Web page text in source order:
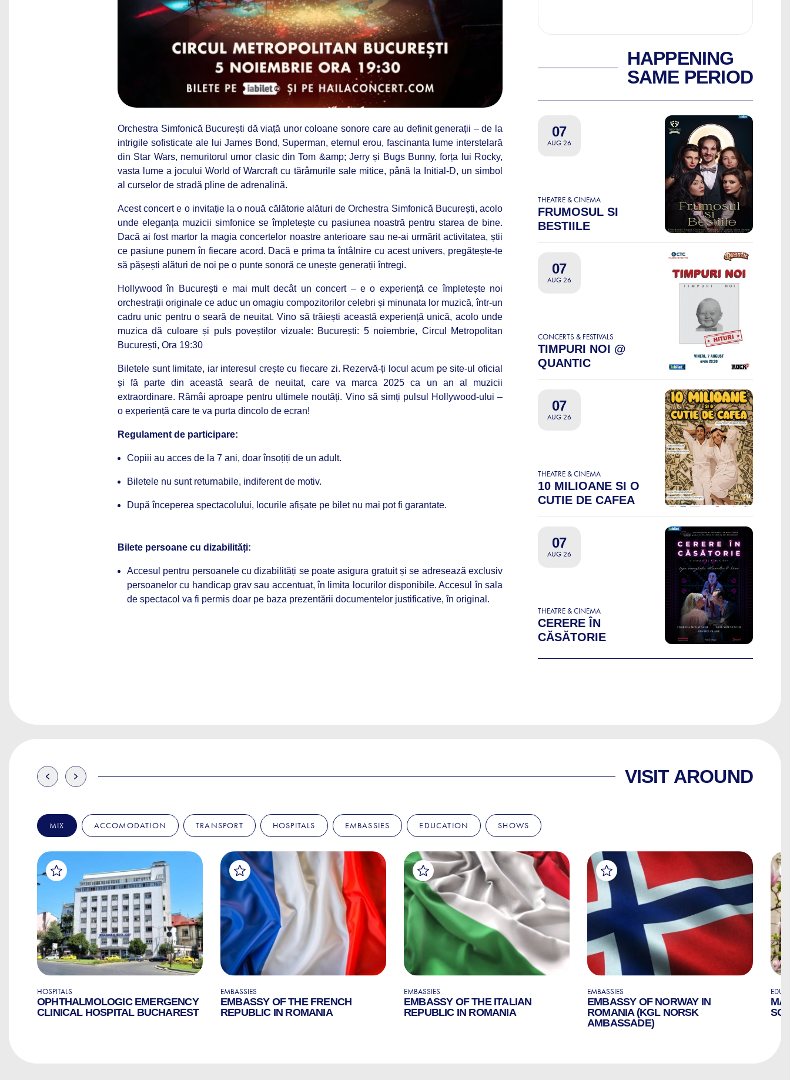
Orchestra Simfonică București dă viață unor coloane sonore care au definit generații – de la
intrigile sofisticate ale lui James Bond, Superman, eternul erou, fascinanta lume interstelară
din Star Wars, nemuritorul umor clasic din Tom &amp; Jerry și Bugs Bunny, forța lui Rocky,
vasta lume a jocului World of Warcraft cu tărâmurile sale mitice, până la Initial-D, un simbol
al curselor de stradă pline de adrenalină.
Acest concert e o invitație la o nouă călătorie alături de Orchestra Simfonică București, acolo
unde eleganța muzicii simfonice se împletește cu pasiunea noastră pentru starea de bine.
Dacă ai fost martor la magia concertelor noastre anterioare sau ne-ai urmărit activitatea, știi
ce pasiune punem în fiecare acord. Dacă e prima ta întâlnire cu acest univers, pregătește-te
să pășești alături de noi pe o punte sonoră ce unește generații întregi.
Hollywood în București e mai mult decât un concert – e o experiență ce împletește noi
orchestrații originale ce aduc un omagiu compozitorilor celebri și minunata lor muzică, într-un
cadru unic pentru o seară de neuitat. Vino să trăiești această experiență unică, acolo unde
muzica dă culoare și puls poveștilor vizuale: București: 5 noiembrie, Circul Metropolitan
București, Ora 19:30
Biletele sunt limitate, iar interesul crește cu fiecare zi. Rezervă-ți locul acum pe site-ul oficial
și fă parte din această seară de neuitat, care va marca 2025 ca un an al muzicii
extraordinare. Rămâi aproape pentru ultimele noutăți. Vino să simți pulsul Hollywood-ului –
o experiență care te va purta dincolo de ecran!
Regulament de participare:
Copiii au acces de la 7 ani, doar însoțiți de un adult.
Biletele nu sunt returnabile, indiferent de motiv.
După începerea spectacolului, locurile afișate pe bilet nu mai pot fi garantate.
Bilete persoane cu dizabilități:
Accesul pentru persoanele cu dizabilități se poate asigura gratuit și se adresează exclusiv
persoanelor cu handicap grav sau accentuat, în limita locurilor disponibile. Accesul în sala
de spectacol va fi permis doar pe baza prezentării documentelor justificative, în original.
HAPPENING
SAME PERIOD
07
AUG 26
THEATRE & CINEMA
FRUMOSUL SI
BESTIILE
07
AUG 26
CONCERTS & FESTIVALS
TIMPURI NOI @
QUANTIC
07
AUG 26
THEATRE & CINEMA
10 MILIOANE SI O
CUTIE DE CAFEA
07
AUG 26
THEATRE & CINEMA
CERERE ÎN
CĂSĂTORIE
VISIT AROUND
MIX ACCOMODATION TRANSPORT HOSPITALS EMBASSIES EDUCATION SHOWS
HOSPITALS
OPHTHALMOLOGIC EMERGENCY
CLINICAL HOSPITAL BUCHAREST
EMBASSIES
EMBASSY OF THE FRENCH
REPUBLIC IN ROMANIA
EMBASSIES
EMBASSY OF THE ITALIAN
REPUBLIC IN ROMANIA
EMBASSIES
EMBASSY OF NORWAY IN
ROMANIA (KGL NORSK
AMBASSADE)